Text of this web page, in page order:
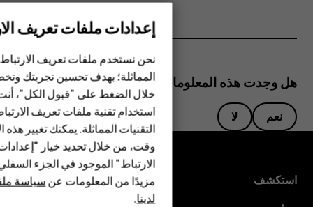
الهواتف المميزة
HMD Terra M
HMD Watch
هل وجدت هذه المعلومات مفيدة؟
نعم لا
استكشف
إعدادات ملفات تعريف
نحن نستخدم ملفات تعريف
المماثلة؛ بهدف تحسين تجربتك
خلال الضغط على "قبول الكل"،
استخدام تقنية ملفات تعريف
التقنيات المماثلة. يمكنك تغيير
وقت، من خلال تحديد خيار
الارتباط" الموجود في الجزء
مزيدًا من المعلومات عنسياسة
لدينا.